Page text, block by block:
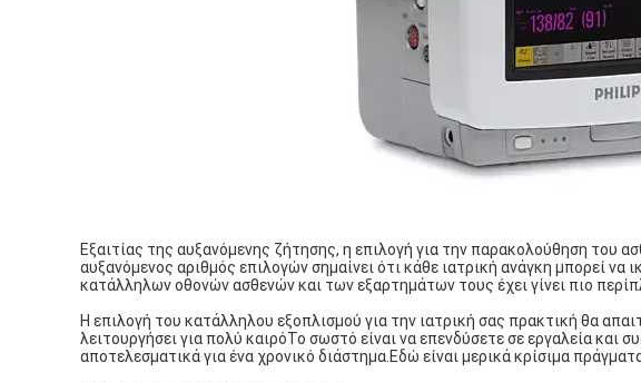
Εξαιτίας της αυξανόμενης ζήτησης, η επιλογή για την παρακολούθηση του
αυξανόμενος αριθμός επιλογών σημαίνει ότι κάθε ιατρική ανάγκη μπορεί να
κατάλληλων οθονών ασθενών και των εξαρτημάτων τους έχει γίνει πιο
Η επιλογή του κατάλληλου εξοπλισμού για την ιατρική σας πρακτική θα
λειτουργήσει για πολύ καιρόΤο σωστό είναι να επενδύσετε σε εργαλεία και
αποτελεσματικά για ένα χρονικό διάστημα.Εδώ είναι μερικά κρίσιμα